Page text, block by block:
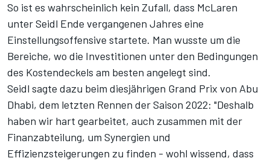
So ist es wahrscheinlich kein Zufall, dass McLaren
unter Seidl Ende vergangenen Jahres eine
Einstellungsoffensive startete. Man wusste um die
Bereiche, wo die Investitionen unter den Bedingungen
des Kostendeckels am besten angelegt sind.
Seidl sagte dazu beim diesjährigen Grand Prix von Abu
Dhabi, dem letzten Rennen der Saison 2022: "Deshalb
haben wir hart gearbeitet, auch zusammen mit der
Finanzabteilung, um Synergien und
Effizienzsteigerungen zu finden - wohl wissend, dass